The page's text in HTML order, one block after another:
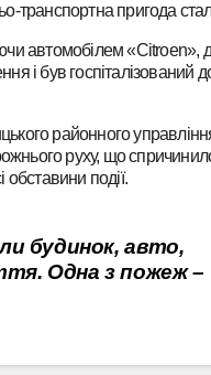
транспортна пригода
автомобілем «Citroen»,
і був госпіталізований
районного
руху, що
обставини події.
будинок, авто,
Одна з пожеж –